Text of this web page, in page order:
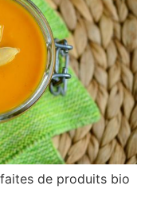
de produits bio